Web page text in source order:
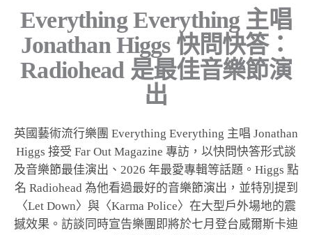
Everything Everything 主唱
Jonathan Higgs 快問快答：
Radiohead 是最佳音樂節演
出
英國藝術流行樂團 Everything Everything 主唱 Jonathan
Higgs 接受 Far Out Magazine 專訪，以快問快答形式談
及音樂節最佳演出、2026 年最愛專輯等話題。Higgs 點
名 Radiohead 為他看過最好的音樂節演出，並特別提到
〈Let Down〉與〈Karma Police〉在大型戶外場地的震
撼效果。訪談同時宣告樂團即將於七月登台威爾斯卡迪